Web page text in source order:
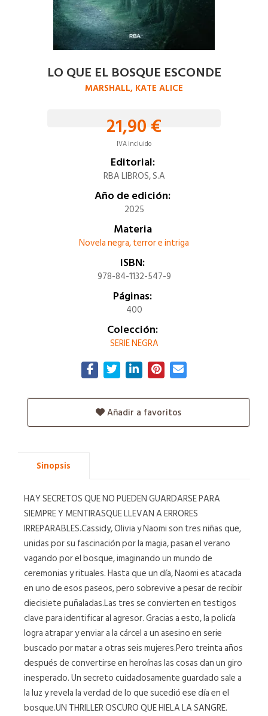
LO QUE EL BOSQUE ESCONDE
MARSHALL, KATE ALICE
21,90 €
IVA incluido
Editorial:
RBA LIBROS, S.A
Año de edición:
2025
Materia
Novela negra, terror e intriga
ISBN:
978-84-1132-547-9
Páginas:
400
Colección:
SERIE NEGRA
Añadir a favoritos
Sinopsis
HAY SECRETOS QUE NO PUEDEN GUARDARSE PARA
SIEMPRE Y MENTIRASQUE LLEVAN A ERRORES
IRREPARABLES.Cassidy, Olivia y Naomi son tres niñas que,
unidas por su fascinación por la magia, pasan el verano
vagando por el bosque, imaginando un mundo de
ceremonias y rituales. Hasta que un día, Naomi es atacada
en uno de esos paseos, pero sobrevive a pesar de recibir
diecisiete puñaladas.Las tres se convierten en testigos
clave para identificar al agresor. Gracias a esto, la policía
logra atrapar y enviar a la cárcel a un asesino en serie
buscado por matar a otras seis mujeres.Pero treinta años
después de convertirse en heroínas las cosas dan un giro
inesperado. Un secreto cuidadosamente guardado sale a
la luz y revela la verdad de lo que sucedió ese día en el
bosque.UN THRILLER OSCURO QUE HIELA LA SANGRE.